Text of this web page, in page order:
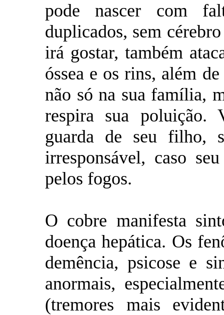
pode nascer com
duplicados, sem
irá gostar, também
óssea e os rins, além
não só na sua família,
respira sua poluição.
guarda de seu filho,
irresponsável, caso
pelos fogos.
O cobre manifesta
doença hepática. Os
demência, psicose e
anormais,
(tremores mais